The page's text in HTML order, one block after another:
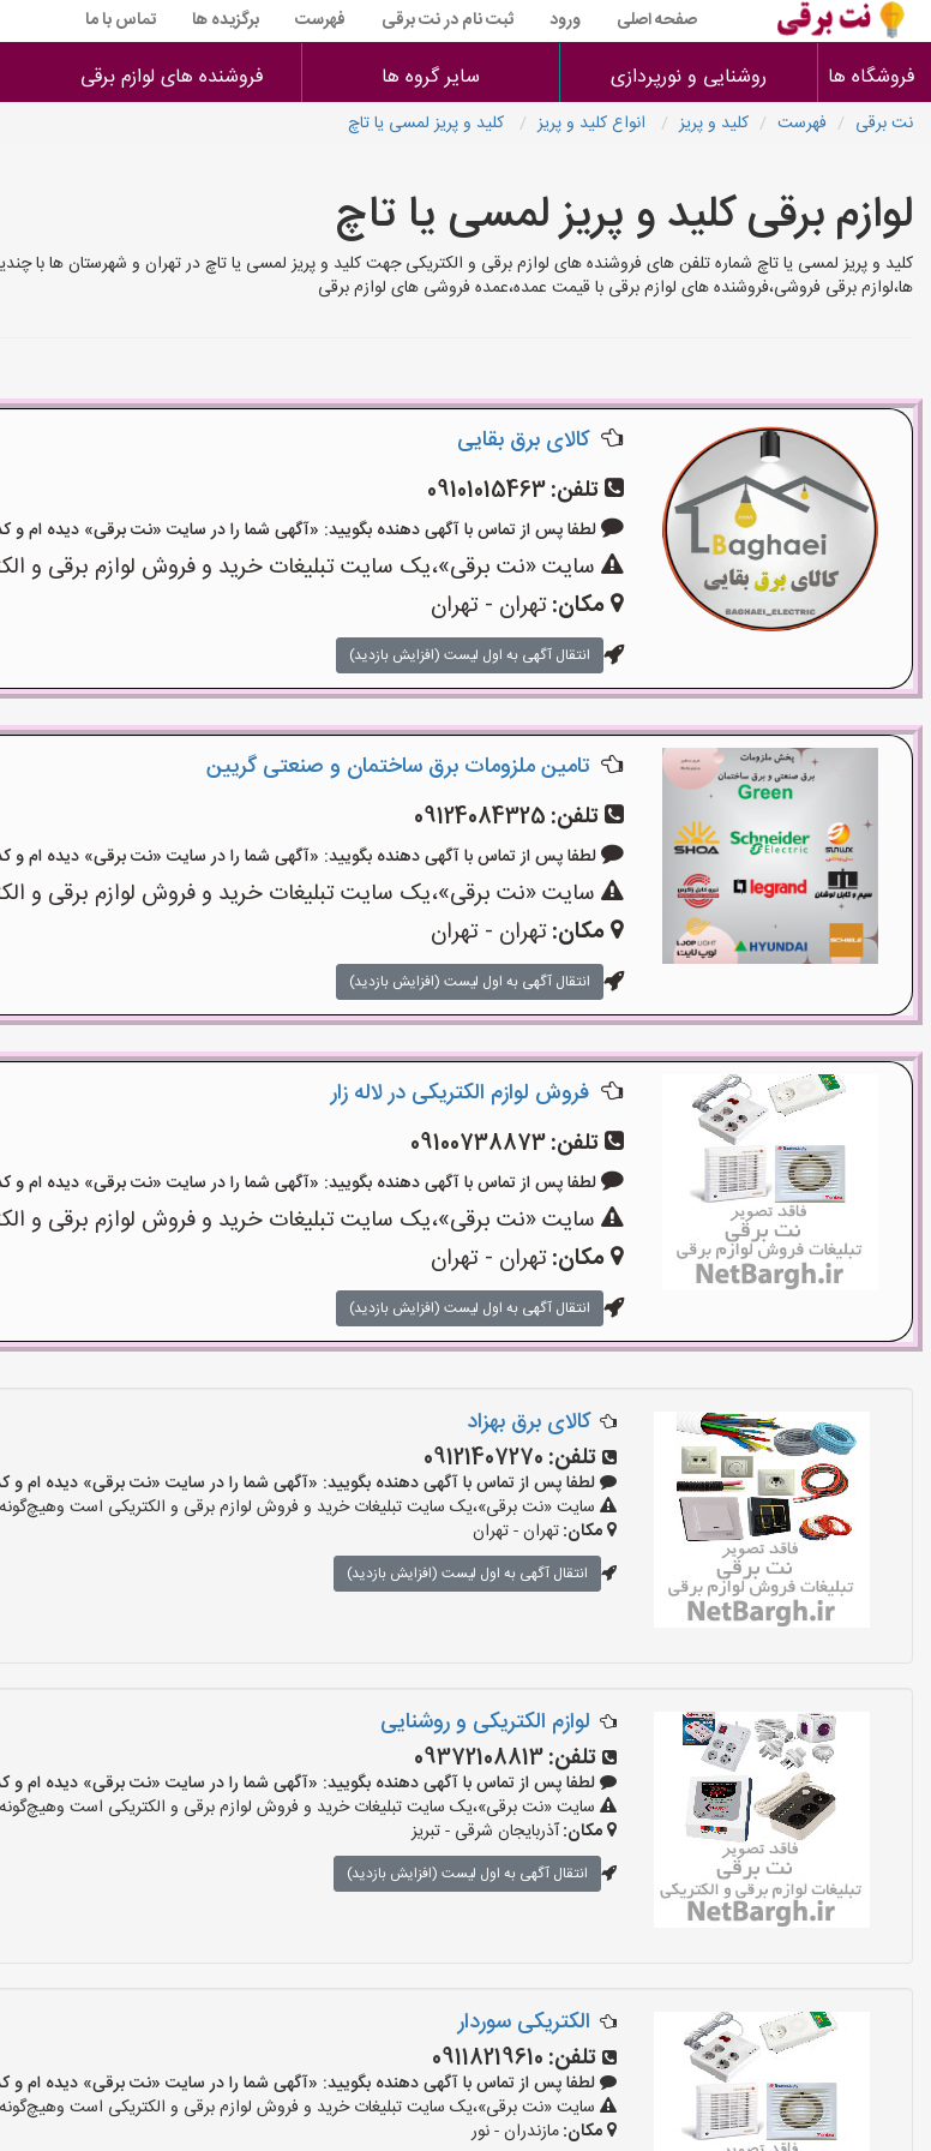
صفحه اصلی ورود ثبت نام در نت برقی فهرست برگزیده ها تماس با ما
فروشگاه ها روشنایی و نورپردازی سایر گروه ها فروشنده های لوازم برقی
نت برقی فهرست کلید و پریز انواع کلید و پریز کلید و پریز لمسی یا تاچ
لوازم برقی کلید و پریز لمسی یا تاچ
کلید و پریز لمسی یا تاچ شماره تلفن های فروشنده های لوازم برقی و الکتریکی جهت کلید و پریز لمسی یا تاچ در تهران و شهرستان ها
ها،لوازم برقی فروشی،فروشنده های لوازم برقی با قیمت عمده،عمده فروشی های لوازم برقی
کالای برق بقایی
تلفن:09101015463
لطفا پس از تماس با آگهی دهنده بگویید: «آگهی شما را در سایت «نت برقی» دیده ام و کد «آگهی-169» را
سایت «نت برقی»،یک سایت تبلیغات خرید و فروش لوازم برقی و
مکان:تهران - تهران
انتقال آگهی به اول لیست (افزایش بازدید)
تامین ملزومات برق ساختمان و صنعتی گریین
تلفن: 09124084325
لطفا پس از تماس با آگهی دهنده بگویید: «آگهی شما را در سایت «نت برقی» دیده ام و کد «آگهی-180» را
سایت «نت برقی»،یک سایت تبلیغات خرید و فروش لوازم برقی و
مکان:تهران - تهران
انتقال آگهی به اول لیست (افزایش بازدید)
فروش لوازم الکتریکی در لاله زار
تلفن:09100738873
لطفا پس از تماس با آگهی دهنده بگویید: «آگهی شما را در سایت «نت برقی» دیده ام و کد «آگهی-21» را
سایت «نت برقی»،یک سایت تبلیغات خرید و فروش لوازم برقی و
مکان:تهران - تهران
انتقال آگهی به اول لیست (افزایش بازدید)
کالای برق بهزاد
تلفن: 09121407270
لطفا پس از تماس با آگهی دهنده بگویید: «آگهی شما را در سایت «نت برقی» دیده ام و کد «آگهی-40» را
سایت «نت برقی»،یک سایت تبلیغات خرید و فروش لوازم برقی و الکتریکی است
مکان:تهران - تهران
انتقال آگهی به اول لیست (افزایش بازدید)
لوازم الکتریکی و روشنایی
تلفن:09372108813
لطفا پس از تماس با آگهی دهنده بگویید: «آگهی شما را در سایت «نت برقی» دیده ام و کد «آگهی-12» را
سایت «نت برقی»،یک سایت تبلیغات خرید و فروش لوازم برقی و الکتریکی است
مکان:آذربایجان شرقی - تبریز
انتقال آگهی به اول لیست (افزایش بازدید)
الکتریکی سوردار
تلفن: 09118219610
لطفا پس از تماس با آگهی دهنده بگویید: «آگهی شما را در سایت «نت برقی» دیده ام و کد «آگهی-11» را
سایت «نت برقی»،یک سایت تبلیغات خرید و فروش لوازم برقی و الکتریکی است
مکان:مازندران - نور